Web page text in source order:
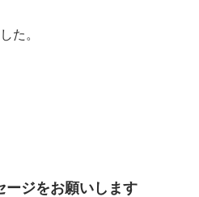
た。
ージをお願いします